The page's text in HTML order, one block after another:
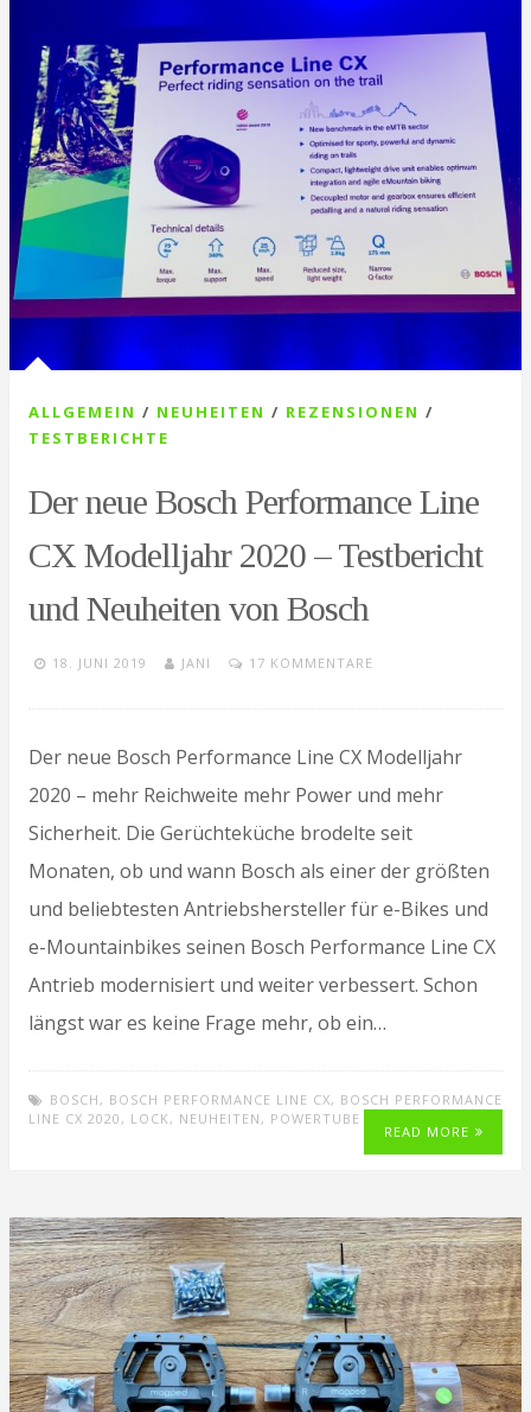
ALLGEMEIN / NEUHEITEN / REZENSIONEN /
TESTBERICHTE
Der neue Bosch Performance Line
CX Modelljahr 2020 – Testbericht
und Neuheiten von Bosch
18. JUNI 2019 JANI 17 KOMMENTARE
Der neue Bosch Performance Line CX Modelljahr
2020 – mehr Reichweite mehr Power und mehr
Sicherheit. Die Gerüchteküche brodelte seit
Monaten, ob und wann Bosch als einer der größten
und beliebtesten Antriebshersteller für e-Bikes und
e-Mountainbikes seinen Bosch Performance Line CX
Antrieb modernisiert und weiter verbessert. Schon
längst war es keine Frage mehr, ob ein…
BOSCH , BOSCH PERFORMANCE LINE CX, BOSCH PERFORMANCE
LINE CX 2020 , LOCK, NEUHEITEN , POWERTUBE
READ MORE